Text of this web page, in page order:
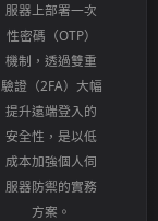
服器上部署一次
性密碼（OTP）
機制，透過雙重
驗證（2FA）大幅
提升遠端登入的
安全性，是以低
成本加強個人伺
服器防禦的實務
方案。